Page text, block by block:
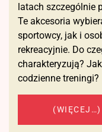
latach szczególnie
Te akcesoria
sportowcy, jak i
rekreacyjnie. Do
charakteryzują?
codzienne treningi?
(WIĘCEJ…)